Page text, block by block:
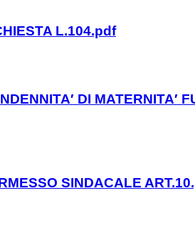
L.104.pdf
DI MATERNITA′
SINDACALE